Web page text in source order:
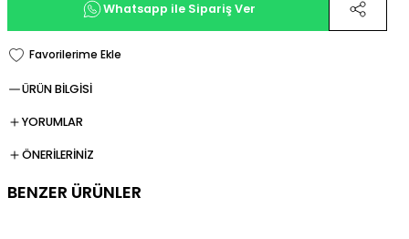
Whatsapp ile Sipariş Ver
ÜRÜN BİLGİSİ
YORUMLAR
ÖNERİLERİNİZ
BENZER ÜRÜNLER